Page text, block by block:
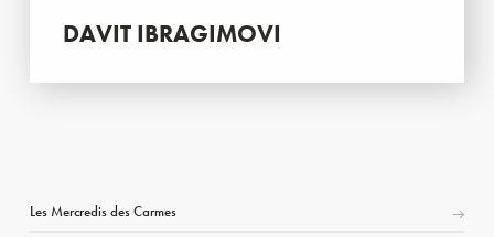
DAVIT IBRAGIMOVI
Les Mercredis des Carmes